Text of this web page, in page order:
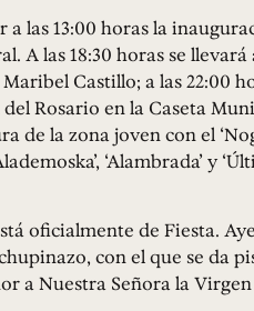
las 13:00 horas la
A las 18:30 horas se
Castillo; a las 22:00
Rosario en la Caseta
de la zona joven con el
‘Alambrada’ y
oficialmente de Fiesta.
con el que se da
a Nuestra Señora la